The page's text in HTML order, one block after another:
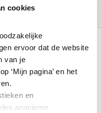
cookies
ervoor dat de website
van je
‘Mijn pagina’ en het
en
anonieme